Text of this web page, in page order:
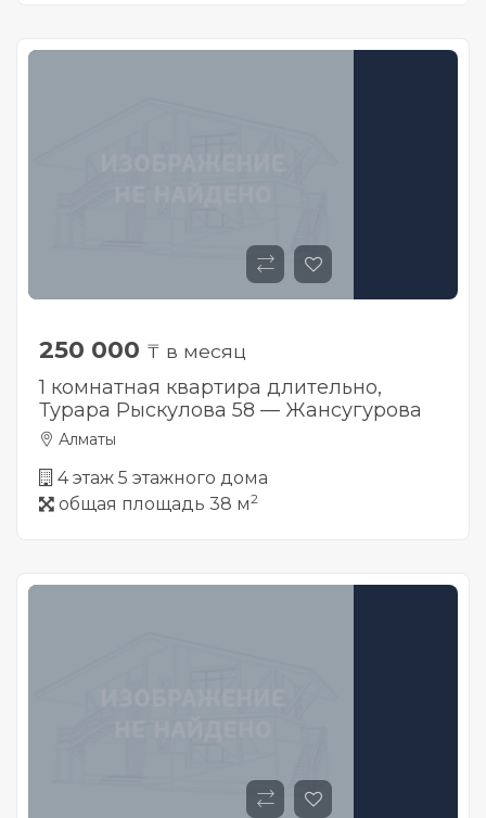
250 000 ₸ в месяц
1 комнатная квартира длительно,
Турара Рыскулова 58 — Жансугурова
Алматы
4 этаж 5 этажного дома
общая площадь 38 м2